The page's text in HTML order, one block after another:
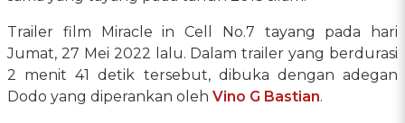
Trailer film Miracle in Cell No.7 tayang pada hari
Jumat, 27 Mei 2022 lalu. Dalam trailer yang berdurasi
2 menit 41 detik tersebut, dibuka dengan adegan
Dodo yang diperankan oleh Vino G Bastian.